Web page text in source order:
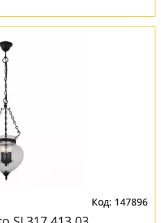
147896